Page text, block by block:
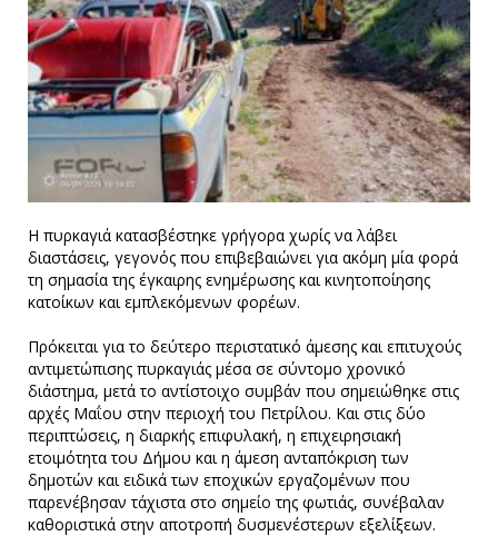
Η πυρκαγιά κατασβέστηκε γρήγορα χωρίς να λάβει
διαστάσεις, γεγονός που επιβεβαιώνει για ακόμη μία φορά
τη σημασία της έγκαιρης ενημέρωσης και κινητοποίησης
κατοίκων και εμπλεκόμενων φορέων.
Πρόκειται για το δεύτερο περιστατικό άμεσης και επιτυχούς
αντιμετώπισης πυρκαγιάς μέσα σε σύντομο χρονικό
διάστημα, μετά το αντίστοιχο συμβάν που σημειώθηκε στις
αρχές Μαΐου στην περιοχή του Πετρίλου. Και στις δύο
περιπτώσεις, η διαρκής επιφυλακή, η επιχειρησιακή
ετοιμότητα του Δήμου και η άμεση ανταπόκριση των
δημοτών και ειδικά των εποχικών εργαζομένων που
παρενέβησαν τάχιστα στο σημείο της φωτιάς, συνέβαλαν
καθοριστικά στην αποτροπή δυσμενέστερων εξελίξεων.